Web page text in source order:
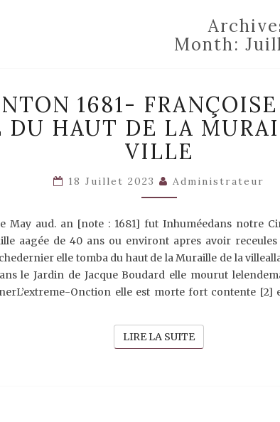
Month:
1681-
FRANÇOISE
TREMEAU
CHUTE
DU
DE
LA
DE
LA
VILLE
1681-
DU HAUT DE LA
VILLE
18 Juillet 2023 Administrateur
May aud. an [note : 1681] fut Inhuméedans notre
aagée de 40 ans ou environt apres avoir
elle tomba du haut de la Muraille de la
le Jardin de Jacque Boudard elle mourut
Onction elle est morte fort contente [2]
LIRE LA SUITELIRE LA SUITE